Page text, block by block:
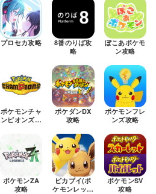
プロセカ攻略
8番のりば攻
略
ぽこあポケモ
ン攻略
ポケモンチャ
ンピオンズ攻
ポケダンDX
攻略
ポケモンフレ
ンズ攻略
ポケモンZA
攻略
ピカブイ(ポ
ケモンレッツ
ポケモンSV
攻略